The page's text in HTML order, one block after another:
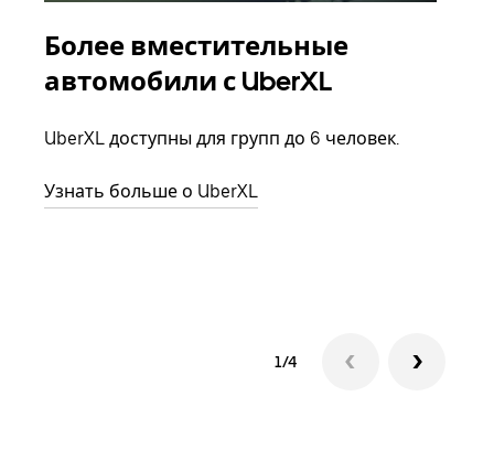
Более вместительные
автомобили с UberXL
UberXL доступны для групп до 6 человек.
Узнать больше о UberXL
1/4